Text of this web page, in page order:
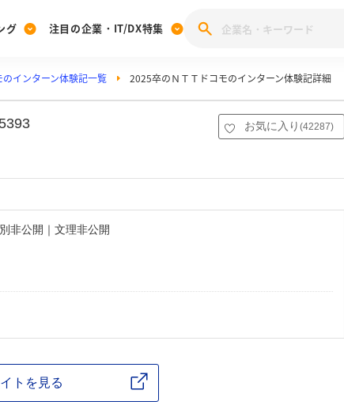
[27卒] 本選考体験記投稿キャンペーン
グ
みんなの新
注目の企業・IT/DX特集
28卒 IT・
のインターン体験記一覧 2025卒のＮＴＴドコモのインターン体験記詳細
お気に入り (42287)
非公開｜文理非公開
トを見る